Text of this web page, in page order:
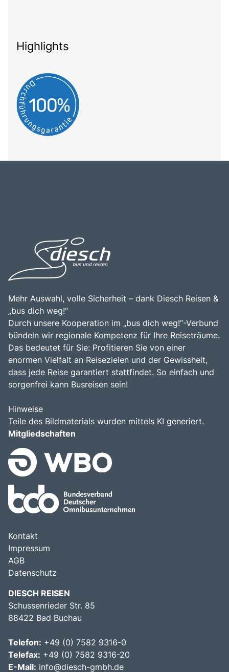
Highlights
Mehr Auswahl, volle Sicherheit – dank Diesch Reisen &
„bus dich weg!“
Durch unsere Kooperation im „bus dich weg!“-Verbund
bündeln wir regionale Kompetenz für Ihre Reiseträume.
Das bedeutet für Sie: Profitieren Sie von einer
enormen Vielfalt an Reisezielen und der Gewissheit,
dass jede Reise garantiert stattfindet. So einfach und
sorgenfrei kann Busreisen sein!
Hinweise
Teile des Bildmaterials wurden mittels KI generiert.
Mitgliedschaften
Kontakt
Impressum
AGB
Datenschutz
DIESCH REISEN
Schussenrieder Str. 85
88422 Bad Buchau
Telefon: +49 (0) 7582 9316-0
Telefax: +49 (0) 7582 9316-20
E-Mail: info@diesch-gmbh.de